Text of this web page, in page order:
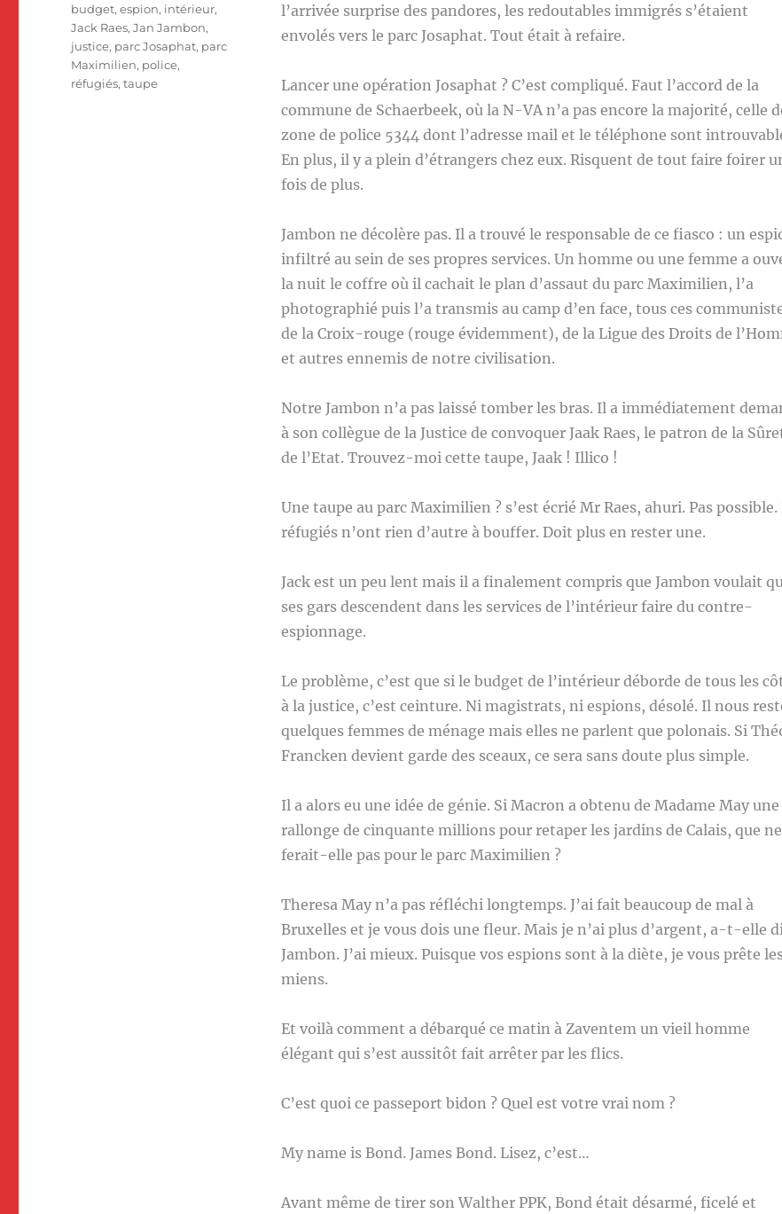
l’arrivée surprise des pandores, les redoutables immigrés s’étaient
envolés vers le parc Josaphat. Tout était à refaire.
Lancer une opération Josaphat ? C’est compliqué. Faut l’accord de la
commune de Schaerbeek, où la N-VA n’a pas encore la majorité, celle
zone de police 5344 dont l’adresse mail et le téléphone sont
En plus, il y a plein d’étrangers chez eux. Risquent de tout faire foirer
fois de plus.
Jambon ne décolère pas. Il a trouvé le responsable de ce fiasco : un
infiltré au sein de ses propres services. Un homme ou une femme a
la nuit le coffre où il cachait le plan d’assaut du parc Maximilien, l’a
photographié puis l’a transmis au camp d’en face, tous ces
de la Croix-rouge (rouge évidemment), de la Ligue des Droits de
et autres ennemis de notre civilisation.
Notre Jambon n’a pas laissé tomber les bras. Il a immédiatement
à son collègue de la Justice de convoquer Jaak Raes, le patron de la
de l’Etat. Trouvez-moi cette taupe, Jaak ! Illico !
Une taupe au parc Maximilien ? s’est écrié Mr Raes, ahuri. Pas possible.
réfugiés n’ont rien d’autre à bouffer. Doit plus en rester une.
Jack est un peu lent mais il a finalement compris que Jambon voulait
ses gars descendent dans les services de l’intérieur faire du contre-
espionnage.
Le problème, c’est que si le budget de l’intérieur déborde de tous les
à la justice, c’est ceinture. Ni magistrats, ni espions, désolé. Il nous
quelques femmes de ménage mais elles ne parlent que polonais. Si
Francken devient garde des sceaux, ce sera sans doute plus simple.
Il a alors eu une idée de génie. Si Macron a obtenu de Madame May une
rallonge de cinquante millions pour retaper les jardins de Calais, que ne
ferait-elle pas pour le parc Maximilien ?
Theresa May n’a pas réfléchi longtemps. J’ai fait beaucoup de mal à
Bruxelles et je vous dois une fleur. Mais je n’ai plus d’argent, a-t-elle
Jambon. J’ai mieux. Puisque vos espions sont à la diète, je vous prête
miens.
Et voilà comment a débarqué ce matin à Zaventem un vieil homme
élégant qui s’est aussitôt fait arrêter par les flics.
C’est quoi ce passeport bidon ? Quel est votre vrai nom ?
My name is Bond. James Bond. Lisez, c’est…
Avant même de tirer son Walther PPK, Bond était désarmé, ficelé et
Étiquettes
budget,espion, intérieur,
Jack Raes,Jan Jambon,
justice, parc Josaphat, parc
Maximilien, police,
réfugiés,taupe